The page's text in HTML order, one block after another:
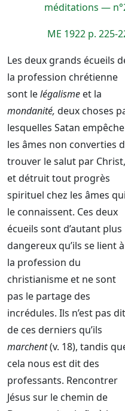
méditations —
ME 1922 p. 225-
Les deux grands écueils
la profession chrétienne
sont lelégalisme et la
mondanité, deux choses
lesquelles Satan empêche
les âmes non converties
trouver le salut par Christ,
et détruit tout progrès
spirituel chez les âmes qui
le connaissent. Ces deux
écueils sont d’autant plus
dangereux qu’ils se lient à
la profession du
christianisme et ne sont
pas le partage des
incrédules. Ils n’est pas dit
de ces derniers qu’ils
marchent(v. 18), tandis
cela nous est dit des
professants. Rencontrer
Jésus sur le chemin de